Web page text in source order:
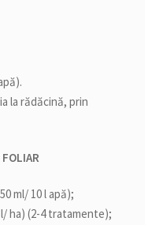
la rădăcină, prin
ml/ 10 l apă);
l/ ha) (2-4 tratamente);